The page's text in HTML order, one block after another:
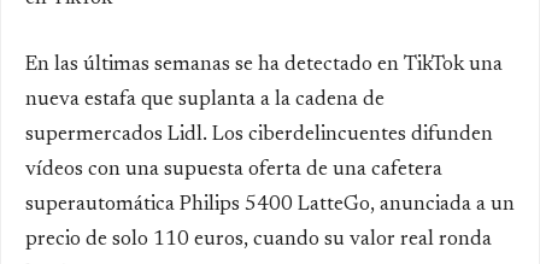
En las últimas semanas se ha detectado en TikTok una
nueva estafa que suplanta a la cadena de
supermercados Lidl. Los ciberdelincuentes difunden
vídeos con una supuesta oferta de una cafetera
superautomática Philips 5400 LatteGo, anunciada a un
precio de solo 110 euros, cuando su valor real ronda